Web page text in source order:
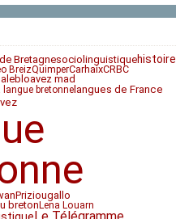
Bretagnesociolinguistiquehistoire
BreizQuimperCarhaixCRBC
bloavez mad
langue bretonne langues de France
Priziougallo
breton Lena Louarn